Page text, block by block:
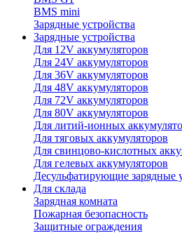
BMS mini
Зарядные устройства
Зарядные устройства
Для 12V аккумуляторов
Для 24V аккумуляторов
Для 36V аккумуляторов
Для 48V аккумуляторов
Для 72V аккумуляторов
Для 80V аккумуляторов
Для литий-ионных
Для тяговых аккумуляторов
Для свинцово-кислотных
Для гелевых аккумуляторов
Десульфатирующие зарядные
Для склада
Зарядная комната
Пожарная безопасность
Защитные ограждения